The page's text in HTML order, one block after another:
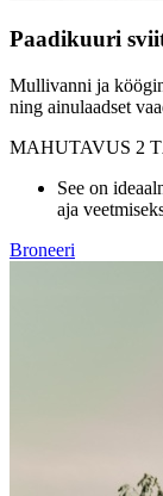
Paadikuuri
Mullivanni ja
ning ainulaadset
MAHUTAVUS 2
See on
aja
Broneeri